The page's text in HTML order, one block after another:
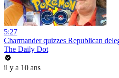
5:27
Charmander quizzes Republican
The Daily Dot
il y a 10 ans